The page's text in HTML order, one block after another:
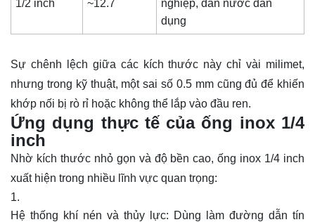
1/2 inch ~12.7
nghiệp, dẫn nước dân
dụng
Sự chênh lệch giữa các kích thước này chỉ vài milimet,
nhưng trong kỹ thuật, một sai số 0.5 mm cũng đủ để khiến
khớp nối bị rò rỉ hoặc không thể lắp vào đầu ren.
Ứng dụng thực tế của ống inox 1/4
inch
Nhờ kích thước nhỏ gọn và độ bền cao, ống inox 1/4 inch
xuất hiện trong nhiều lĩnh vực quan trọng:
Hệ thống khí nén và thủy lực: Dùng làm đường dẫn tín